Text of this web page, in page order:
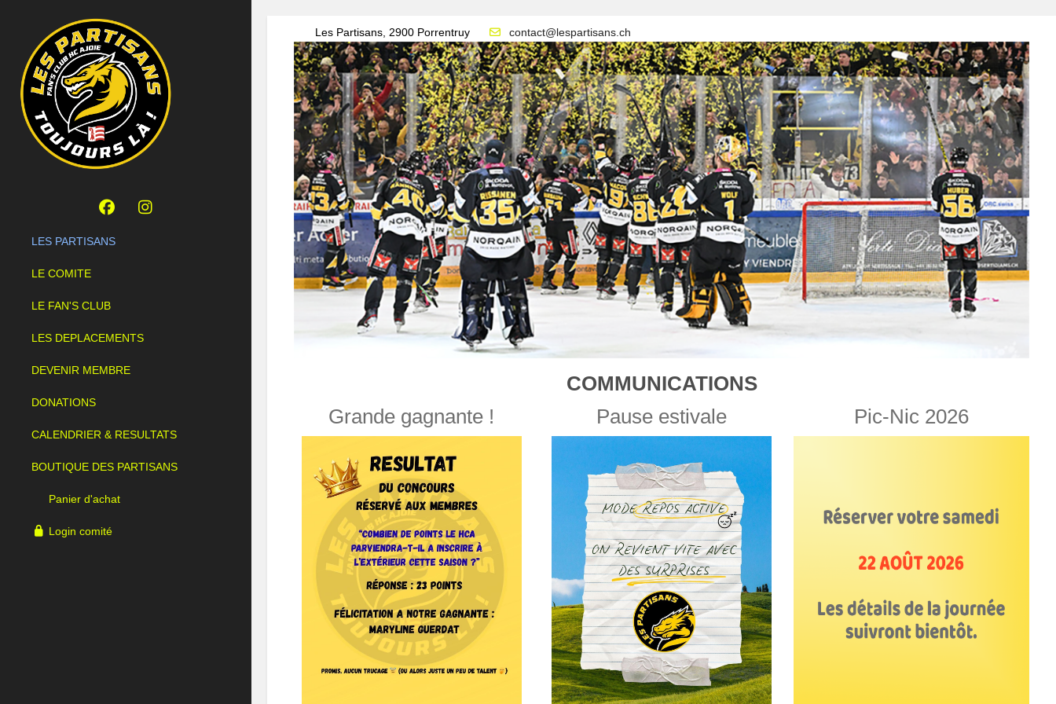
LES PARTISANS
LE COMITE
LE FAN'S CLUB
LES DEPLACEMENTS
DEVENIR MEMBRE
DONATIONS
CALENDRIER & RESULTATS
BOUTIQUE DES PARTISANS
Panier d'achat
Login comité
Les Partisans, 2900 Porrentruy contact@lespartisans.ch
COMMUNICATIONS
Grande gagnante !
Pause estivale Pic-Nic 2026